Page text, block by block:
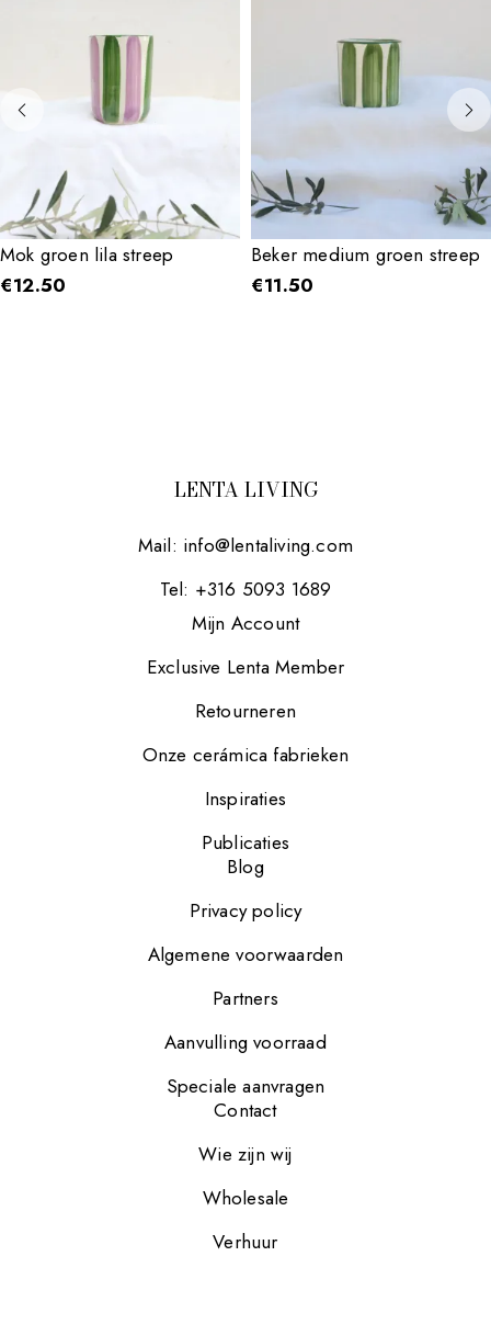
Mok groen lila streep
€12.50
Beker medium groen streep
€11.50
LENTA LIVING
Mail: info@lentaliving.com
Tel: +316 5093 1689
Mijn Account
Exclusive Lenta Member
Retourneren
Onze cerámica fabrieken
Inspiraties
Publicaties
Blog
Privacy policy
Algemene voorwaarden
Partners
Aanvulling voorraad
Speciale aanvragen
Contact
Wie zijn wij
Wholesale
Verhuur